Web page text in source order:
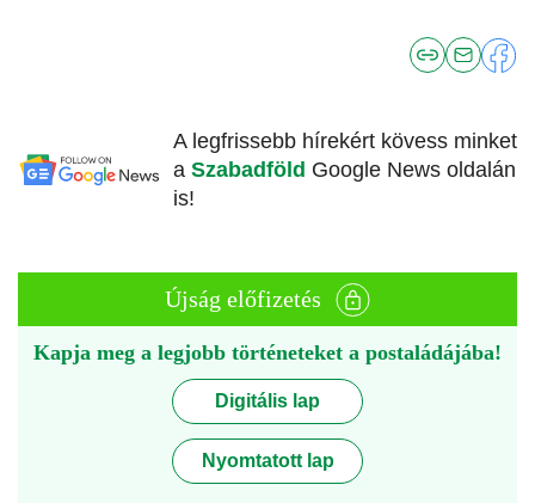
A legfrissebb hírekért kövess minket
a Szabadföld Google News oldalán
is!
Újság előfizetés
Kapja meg a legjobb történeteket a postaládájába!
Digitális lap
Nyomtatott lap